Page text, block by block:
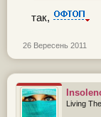
так,
26 Вересень 2011
Living